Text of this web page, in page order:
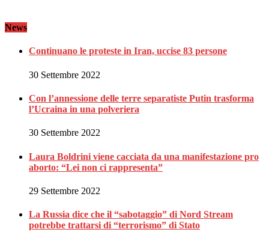
News
Continuano le proteste in Iran, uccise 83 persone
30 Settembre 2022
Con l’annessione delle terre separatiste Putin trasforma
l’Ucraina in una polveriera
30 Settembre 2022
Laura Boldrini viene cacciata da una manifestazione pro
aborto: “Lei non ci rappresenta”
29 Settembre 2022
La Russia dice che il “sabotaggio” di Nord Stream
potrebbe trattarsi di “terrorismo” di Stato